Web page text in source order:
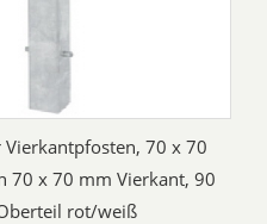
70 x 70
70 x 70 mm Vierkant, 90
rot/weiß